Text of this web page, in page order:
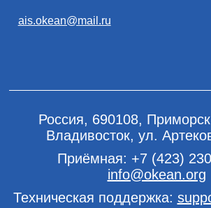
ais.okean@mail.ru
Россия, 690108,
Владивосток, ул.
Приёмная: +7 (423)
info@okean.org
Техническая поддержка: